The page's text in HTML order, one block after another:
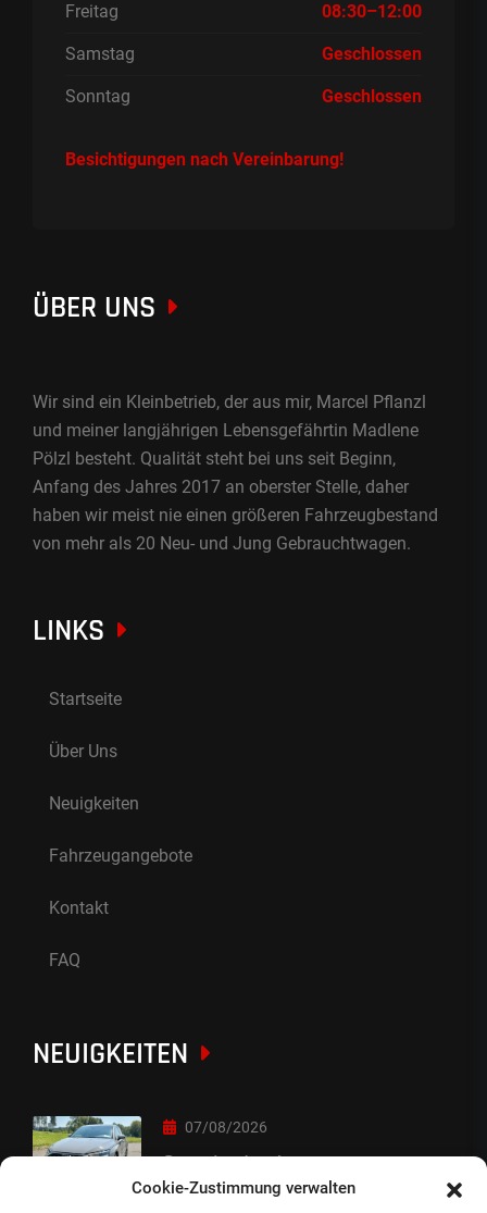
Cookie-Zustimmung verwalten
Freitag 08:30–12:00
Samstag Geschlossen
Sonntag Geschlossen
Besichtigungen nach Vereinbarung!
ÜBER UNS
Wir sind ein Kleinbetrieb, der aus mir, Marcel Pflanzl
und meiner langjährigen Lebensgefährtin Madlene
Pölzl besteht. Qualität steht bei uns seit Beginn,
Anfang des Jahres 2017 an oberster Stelle, daher
haben wir meist nie einen größeren Fahrzeugbestand
von mehr als 20 Neu- und Jung Gebrauchtwagen.
LINKS
Startseite
Über Uns
Neuigkeiten
Fahrzeugangebote
Kontakt
FAQ
NEUIGKEITEN
07/08/2026
Sorry Leute :-)